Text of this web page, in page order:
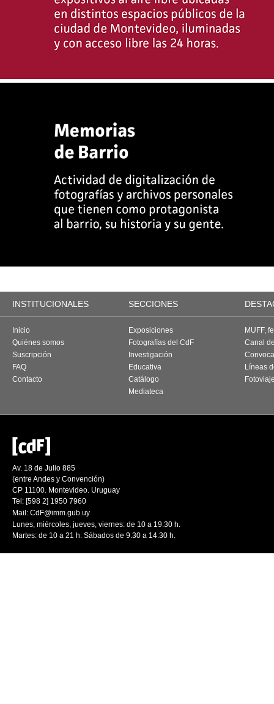
INSTITUCIONALES SECCIONES
Inicio
Quiénes somos
Suscripción
FAQ
Contacto
Exposiciones
Fotografías del CdF
Investigación
Educativa
Catálogo
Mediateca
MUFF,
Canal
Líneas
Av. 18 de Julio 885
(entre Andes y Convención)
CP 11100. Montevideo. Uruguay
Tel: [598 2] 1950 7960
Mail: CdF@imm.gub.uy
Lunes, miércoles, jueves, viernes: de 10 a 19.30 h.
Martes: de 10 a 21 h. Sábados de 9.30 a 14.30 h.